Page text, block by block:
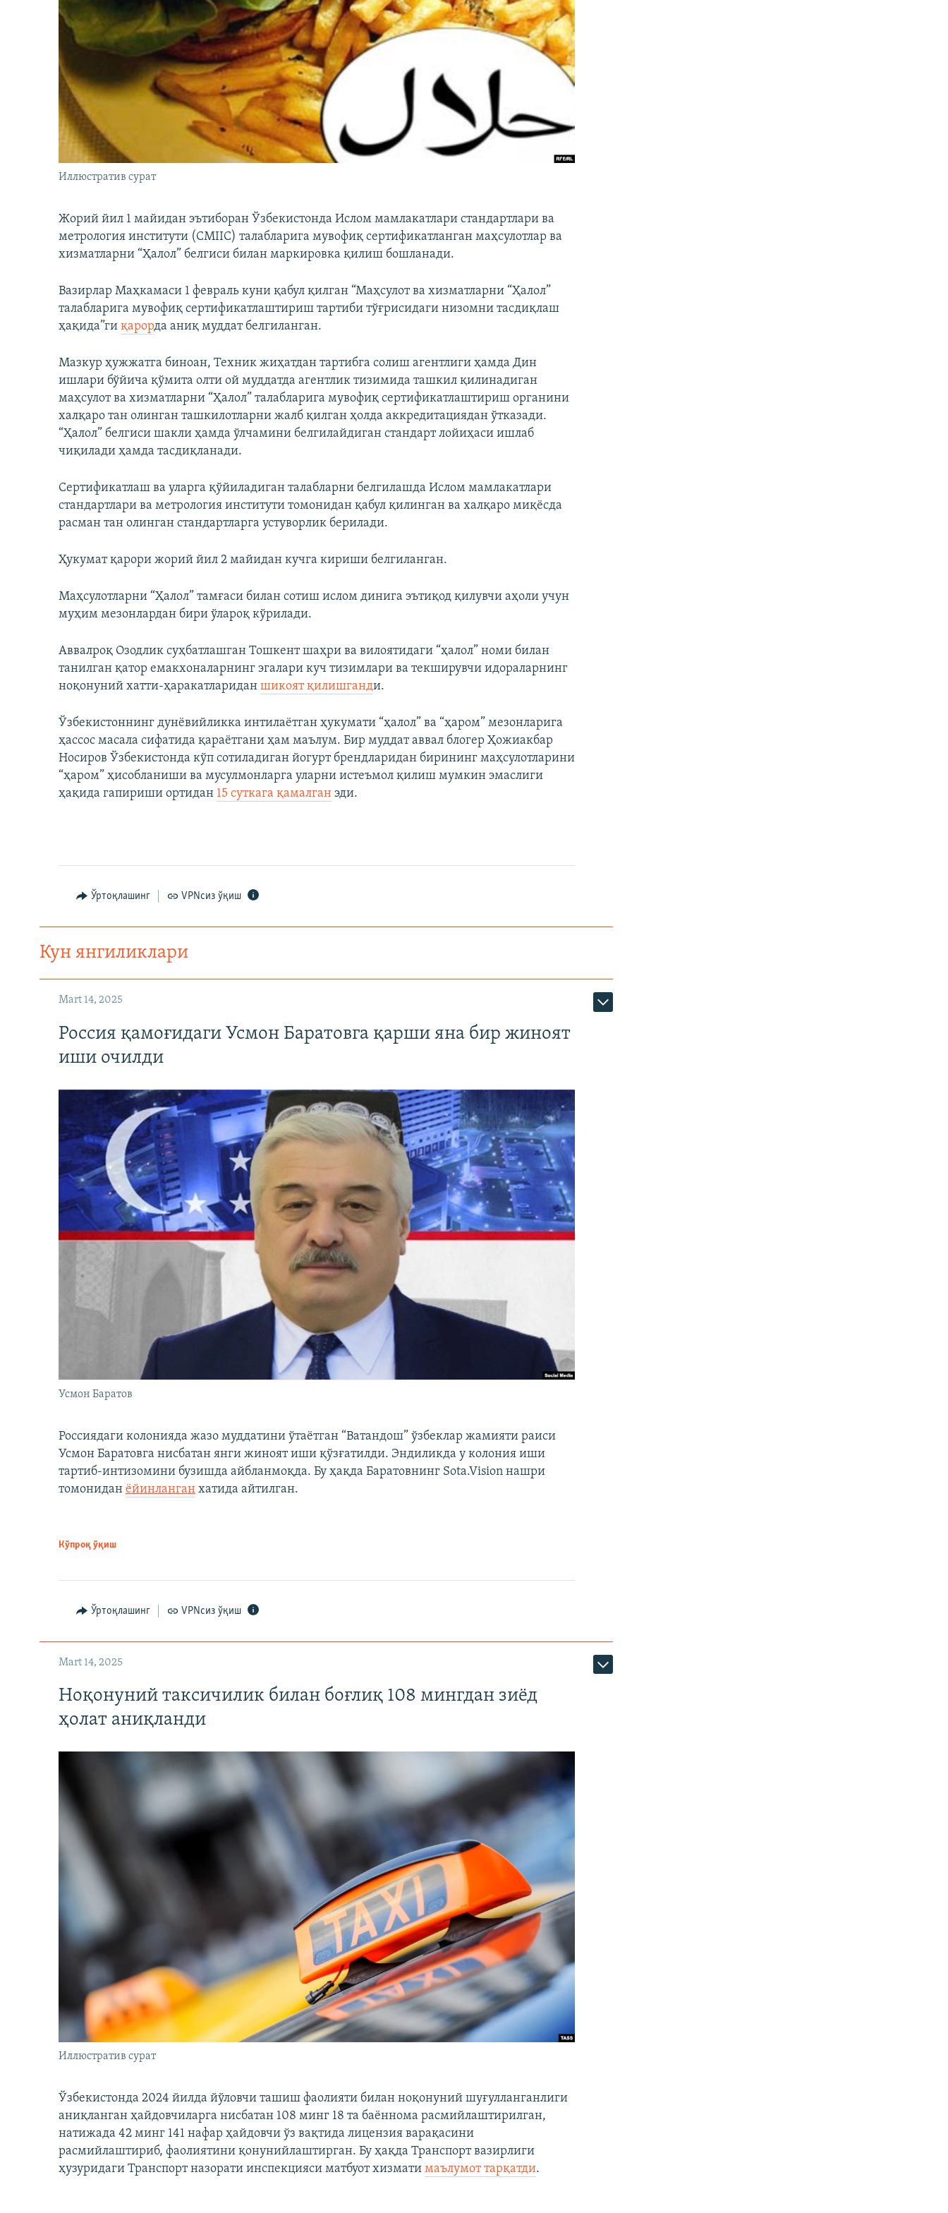
Иллюстратив сурат
Жорий йил 1 майидан эътиборан Ўзбекистонда Ислом мамлакатлари стандартлари ва
метрология институти (CMIIC) талабларига мувофиқ сертификатланган маҳсулотлар ва
хизматларни “Ҳалол” белгиси билан маркировка қилиш бошланади.
Вазирлар Маҳкамаси 1 февраль куни қабул қилган “Маҳсулот ва хизматларни “Ҳалол”
талабларига мувофиқ сертификатлаштириш тартиби тўғрисидаги низомни тасдиқлаш
ҳақида”ги қарорда аниқ муддат белгиланган.
Мазкур ҳужжатга биноан, Техник жиҳатдан тартибга солиш агентлиги ҳамда Дин
ишлари бўйича қўмита олти ой муддатда агентлик тизимида ташкил қилинадиган
маҳсулот ва хизматларни “Ҳалол” талабларига мувофиқ сертификатлаштириш органини
халқаро тан олинган ташкилотларни жалб қилган ҳолда аккредитациядан ўтказади.
“Ҳалол” белгиси шакли ҳамда ўлчамини белгилайдиган стандарт лойиҳаси ишлаб
чиқилади ҳамда тасдиқланади.
Сертификатлаш ва уларга қўйиладиган талабларни белгилашда Ислом мамлакатлари
стандартлари ва метрология институти томонидан қабул қилинган ва халқаро миқёсда
расман тан олинган стандартларга устуворлик берилади.
Ҳукумат қарори жорий йил 2 майидан кучга кириши белгиланган.
Маҳсулотларни “Ҳалол” тамғаси билан сотиш ислом динига эътиқод қилувчи аҳоли учун
муҳим мезонлардан бири ўлароқ кўрилади.
Аввалроқ Озодлик суҳбатлашган Тошкент шаҳри ва вилоятидаги “ҳалол” номи билан
танилган қатор емакхоналарнинг эгалари куч тизимлари ва текширувчи идораларнинг
ноқонуний хатти-ҳаракатларидан шикоят қилишганди.
Ўзбекистоннинг дунёвийликка интилаётган ҳукумати “ҳалол” ва “ҳаром” мезонларига
ҳассос масала сифатида қараётгани ҳам маълум. Бир муддат аввал блогер Ҳожиакбар
Носиров Ўзбекистонда кўп сотиладиган йогурт брендларидан бирининг маҳсулотларини
“ҳаром” ҳисобланиши ва мусулмонларга уларни истеъмол қилиш мумкин эмаслиги
ҳақида гапириши ортидан 15 суткага қамалган эди.
Ўртоқлашинг VPNсиз ўқиш
Кун янгиликлари
Mart 14, 2025
Россия қамоғидаги Усмон Баратовга қарши яна бир жиноят
иши очилди
Усмон Баратов
Россиядаги колонияда жазо муддатини ўтаётган “Ватандош” ўзбеклар жамияти раиси
Усмон Баратовга нисбатан янги жиноят иши қўзғатилди. Эндиликда у колония иши
тартиб-интизомини бузишда айбланмоқда. Бу ҳақда Баратовнинг Sota.Vision нашри
томонидан ёйинланган хатида айтилган.
Кўпроқ ўқиш
Ўртоқлашинг VPNсиз ўқиш
Mart 14, 2025
Ноқонуний таксичилик билан боғлиқ 108 мингдан зиёд
ҳолат аниқланди
Иллюстратив сурат
Ўзбекистонда 2024 йилда йўловчи ташиш фаолияти билан ноқонуний шуғулланганлиги
аниқланган ҳайдовчиларга нисбатан 108 минг 18 та баённома расмийлаштирилган,
натижада 42 минг 141 нафар ҳайдовчи ўз вақтида лицензия варақасини
расмийлаштириб, фаолиятини қонунийлаштирган. Бу ҳақда Транспорт вазирлиги
ҳузуридаги Транспорт назорати инспекцияси матбуот хизмати маълумот тарқатди.